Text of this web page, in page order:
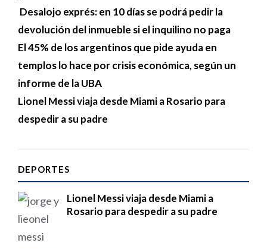
Desalojo exprés: en 10 días se podrá pedir la
devolución del inmueble si el inquilino no paga
El 45% de los argentinos que pide ayuda en
templos lo hace por crisis económica, según un
informe de la UBA
Lionel Messi viaja desde Miami a Rosario para
despedir a su padre
DEPORTES
Lionel Messi viaja desde Miami a
Rosario para despedir a su padre